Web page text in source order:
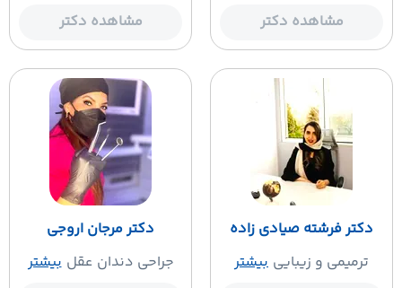
مشاهده دکتر
مشاهده دکتر
دکتر فرشته صیادی زاده
ترمیمی و زیبایی بیشتر
دکتر مرجان اروجی
جراحی دندان عقل بیشتر